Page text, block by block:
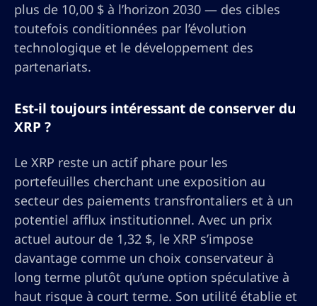
plus de 10,00 $ à l’horizon 2030 — des cibles
toutefois conditionnées par l’évolution
technologique et le développement des
partenariats.
Est-il toujours intéressant de conserver du
XRP ?
Le XRP reste un actif phare pour les
portefeuilles cherchant une exposition au
secteur des paiements transfrontaliers et à un
potentiel afflux institutionnel. Avec un prix
actuel autour de 1,32 $, le XRP s’impose
davantage comme un choix conservateur à
long terme plutôt qu’une option spéculative à
haut risque à court terme. Son utilité établie et